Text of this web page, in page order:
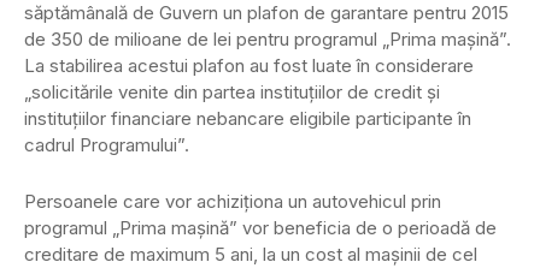
săptămânală de Guvern un plafon de garantare pentru 2015
de 350 de milioane de lei pentru programul „Prima maşină”.
La stabilirea acestui plafon au fost luate în considerare
„solicitările venite din partea instituţiilor de credit şi
instituţiilor financiare nebancare eligibile participante în
cadrul Programului”.
Persoanele care vor achiziţiona un autovehicul prin
programul „Prima maşină” vor beneficia de o perioadă de
creditare de maximum 5 ani, la un cost al maşinii de cel